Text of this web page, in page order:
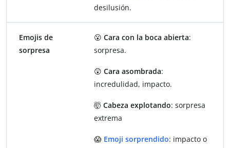
desilusión.
Emojis de
sorpresa
😮 Cara con la boca abierta:
sorpresa.
😲 Cara asombrada:
incredulidad, impacto.
🤯 Cabeza explotando: sorpresa
extrema
😱 Emoji sorprendido: impacto o